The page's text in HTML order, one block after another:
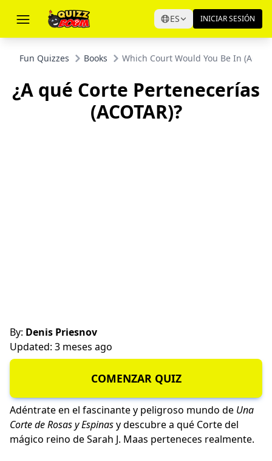
ES INICIAR SESIÓN
Fun Quizzes Books Which Court Would You Be In
¿A qué Corte Pertenecerías
(ACOTAR)?
By: Denis Priesnov
Updated: 3 meses ago
COMENZAR QUIZ
Adéntrate en el fascinante y peligroso mundo de Una
Corte de Rosas y Espinasy descubre a qué Corte del
mágico reino de Sarah J. Maas perteneces realmente.